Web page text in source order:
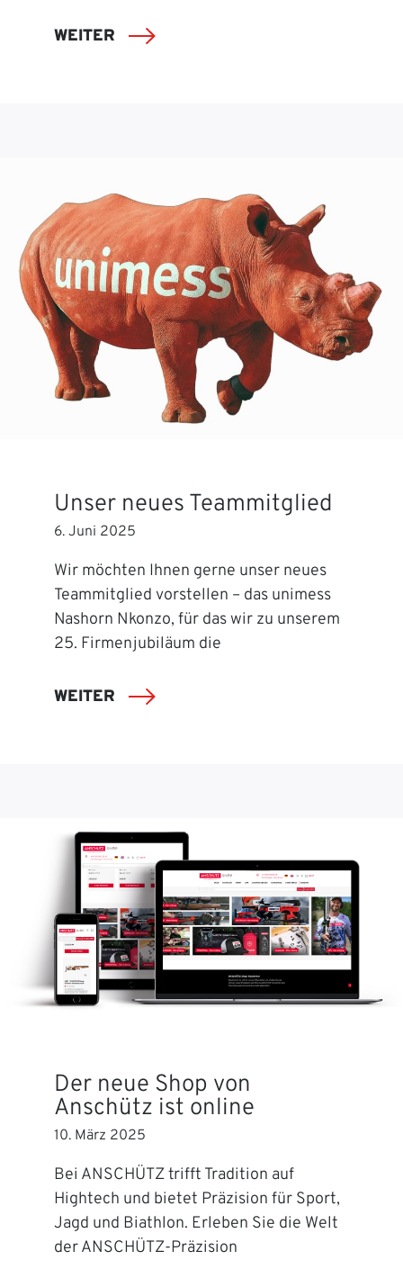
WEITER
Unser neues Teammitglied
6. Juni 2025
Wir möchten Ihnen gerne unser neues
Teammitglied vorstellen – das unimess
Nashorn Nkonzo, für das wir zu unserem
25. Firmenjubiläum die
WEITER
Der neue Shop von
Anschütz ist online
10. März 2025
Bei ANSCHÜTZ trifft Tradition auf
Hightech und bietet Präzision für Sport,
Jagd und Biathlon. Erleben Sie die Welt
der ANSCHÜTZ-Präzision